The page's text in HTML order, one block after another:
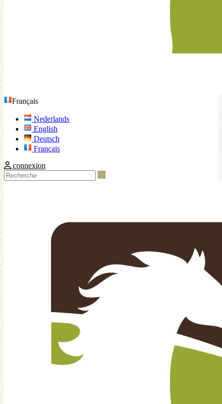
Français
Nederlands
English
Deutsch
Français
connexion